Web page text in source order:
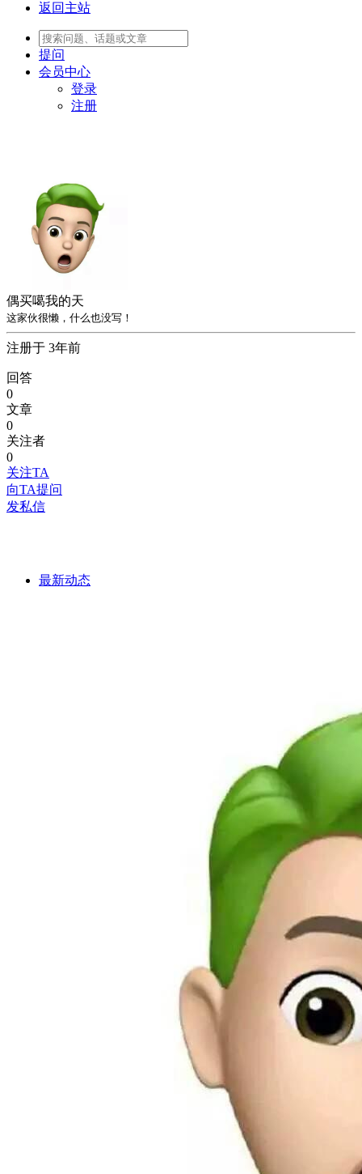
返回主站
提问
会员中心
登录
注册
偶买噶我的天
这家伙很懒，什么也没写！
注册于 3年前
回答
0
文章
0
关注者
0
关注TA
向TA提问
发私信
最新动态